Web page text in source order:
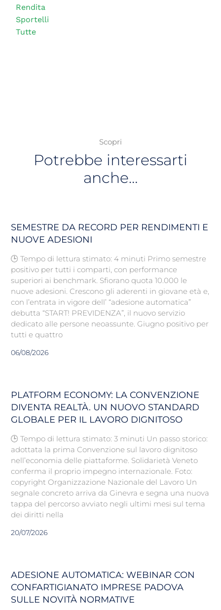
Rendita
Sportelli
Tutte
Scopri
Potrebbe interessarti
anche…
SEMESTRE DA RECORD PER RENDIMENTI E
NUOVE ADESIONI
🕒 Tempo di lettura stimato: 4 minuti Primo semestre
positivo per tutti i comparti, con performance
superiori ai benchmark. Sfiorano quota 10.000 le
nuove adesioni. Crescono gli aderenti in giovane età e,
con l’entrata in vigore dell’ “adesione automatica”
debutta “START! PREVIDENZA”, il nuovo servizio
dedicato alle persone neoassunte. Giugno positivo per
tutti e quattro
06/08/2026
PLATFORM ECONOMY: LA CONVENZIONE
DIVENTA REALTÀ. UN NUOVO STANDARD
GLOBALE PER IL LAVORO DIGNITOSO
🕒 Tempo di lettura stimato: 3 minuti Un passo storico:
adottata la prima Convenzione sul lavoro dignitoso
nell’economia delle piattaforme. Solidarietà Veneto
conferma il proprio impegno internazionale. Foto:
copyright Organizzazione Nazionale del Lavoro Un
segnale concreto arriva da Ginevra e segna una nuova
tappa del percorso avviato negli ultimi mesi sul tema
dei diritti nella
20/07/2026
ADESIONE AUTOMATICA: WEBINAR CON
CONFARTIGIANATO IMPRESE PADOVA
SULLE NOVITÀ NORMATIVE